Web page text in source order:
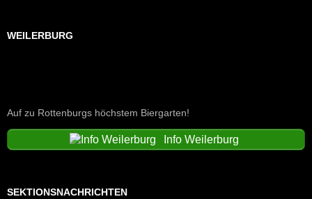
WEILERBURG
Auf zu Rottenburgs höchstem Biergarten!
Info Weilerburg
SEKTIONSNACHRICHTEN